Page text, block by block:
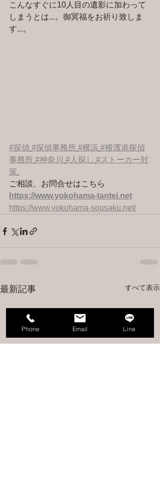
こんなすぐに10人目の遺影に加わって
しまうとは...。御冥福をお祈り致しま
す...。
#探偵 #探偵事務所 #横浜 #横濱港探偵
事務所 #神奈川 #人探し #ストーカー対
策
ご相談、お問合せはこちら
https://www.yokohama-tantei.net
https://www.yokohama-sousaku.net/
最新記事 すべて表示
Phone Email Line